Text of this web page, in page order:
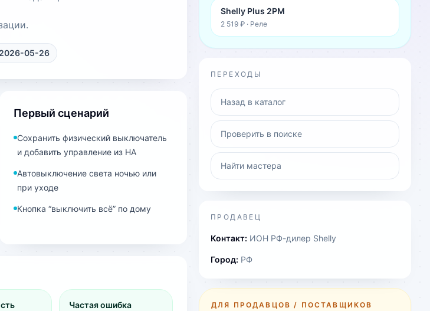
2026-05-26
Первый сценарий
Сохранить физический выключатель
и добавить управление из HA
Автовыключение света ночью или
при уходе
Кнопка “выключить всё” по дому
Частая ошибка
Shelly Plus 2PM
2 519 ₽ · Реле
ПЕРЕХОДЫ
Назад в каталог
Проверить в поиске
Найти мастера
ПРОДАВЕЦ
Контакт: ИОН РФ-дилер Shelly
Город: РФ
ДЛЯ ПРОДАВЦОВ / ПОСТАВЩИКОВ